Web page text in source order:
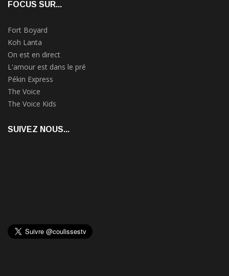
FOCUS SUR...
Fort Boyard
Koh Lanta
On est en direct
L'amour est dans le pré
Pékin Express
The Voice
The Voice Kids
SUIVEZ NOUS...